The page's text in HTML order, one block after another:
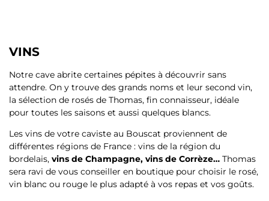
VINS
Notre cave abrite certaines pépites à découvrir sans
attendre. On y trouve des grands noms et leur second vin,
la sélection de rosés de Thomas, fin connaisseur, idéale
pour toutes les saisons et aussi quelques blancs.
Les vins de votre caviste au Bouscat proviennent de
différentes régions de France : vins de la région du
bordelais,vins de Champagne, vins de Corrèze… Thomas
sera ravi de vous conseiller en boutique pour choisir le rosé,
vin blanc ou rouge le plus adapté à vos repas et vos goûts.